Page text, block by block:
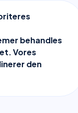
behandles
Vores
den